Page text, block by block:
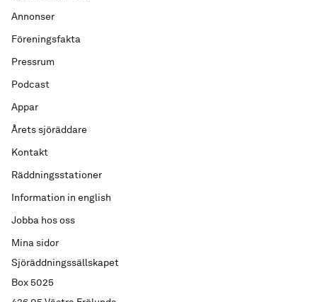
Sjöräddningssällskapet
Box 5025
Annonser
Föreningsfakta
Pressrum
Podcast
Appar
Årets sjöräddare
Kontakt
Räddningsstationer
Information in english
Jobba hos oss
Mina sidor